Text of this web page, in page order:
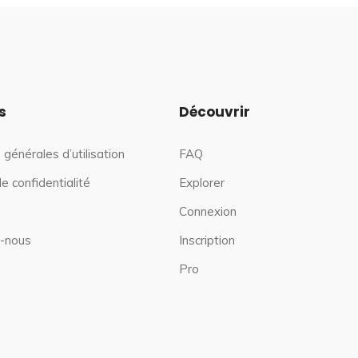
d’utilisation
confidentialité
nous
Découvrir
FAQ
Explorer
Connexion
Inscription
Pro